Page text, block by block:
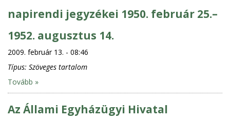
napirendi jegyzékei 1950. február 25.–
1952. augusztus 14.
2009. február 13. - 08:46
Típus: Szöveges tartalom
Tovább »
Az Állami Egyházügyi Hivatal